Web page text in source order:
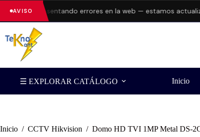
AVISO
presentando errores en la web — estamos actualizando
☰ EXPLORAR CATÁLOGO Inicio
Inicio / CCTV Hikvision / Domo HD TVI 1MP Metal DS-